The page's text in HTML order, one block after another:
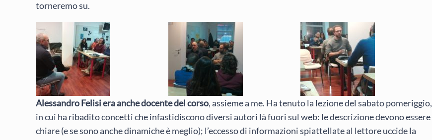
torneremo su.
Alessandro Felisi era anche docente del corso, assieme a me. Ha tenuto la lezione del sabato pomeriggio,
in cui ha ribadito concetti che infastidiscono diversi autori là fuori sul web: le descrizione devono essere
chiare (e se sono anche dinamiche è meglio); l’eccesso di informazioni spiattellate al lettore uccide la